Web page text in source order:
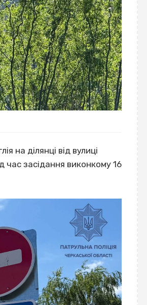
на ділянці від вулиці
час засідання виконкому 16